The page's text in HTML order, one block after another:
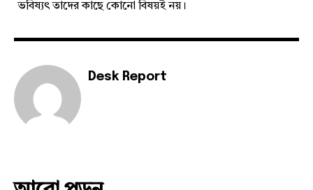
ভবিষ্যৎ তাদের কাছে কোনো বিষয়ই নয়।
Desk Report